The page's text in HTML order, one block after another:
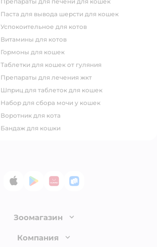
паста для вывода шерсти для кошек
успокоительное для котов
витамины для котов
гормоны для кошек
таблетки для кошек от гуляния
препараты для лечения жкт
шприц для таблеток для кошек
набор для сбора мочи у кошек
воротник для кота
бандаж для кошки
App StoreGoogle Play
AppGallery
RuStore
Зоомагазин
Лицензия
Компания